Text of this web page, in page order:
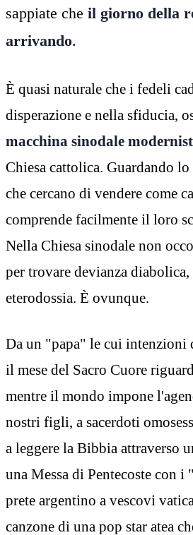
sappiate che il giorno della
arrivando.
È quasi naturale che i fedeli
disperazione e nella sfiducia,
macchina sinodale
Chiesa cattolica. Guardando
che cercano di vendere come
comprende facilmente il loro
Nella Chiesa sinodale non
per trovare devianza diabolica,
eterodossia. È ovunque.
Da un "papa" le cui intenzioni
il mese del Sacro Cuore
mentre il mondo impone
nostri figli, a sacerdoti
a leggere la Bibbia attraverso
una Messa di Pentecoste con
prete argentino a vescovi
canzone di una pop star atea